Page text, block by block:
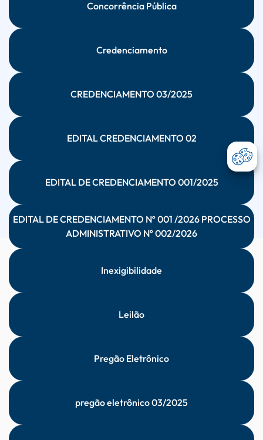
Concorrência Pública
Credenciamento
CREDENCIAMENTO 03/2025
EDITAL CREDENCIAMENTO 02
EDITAL DE CREDENCIAMENTO 001/2025
EDITAL DE CREDENCIAMENTO Nº 001 /2026 PROCESSO
ADMINISTRATIVO Nº 002/2026
Inexigibilidade
Leilão
Pregão Eletrônico
pregão eletrônico 03/2025